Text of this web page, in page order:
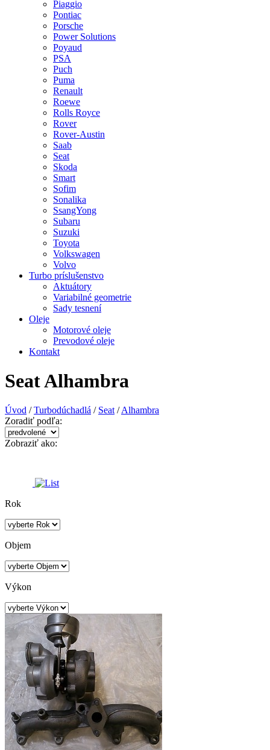
Piaggio
Pontiac
Porsche
Power Solutions
Poyaud
PSA
Puch
Puma
Renault
Roewe
Rolls Royce
Rover
Rover-Austin
Saab
Seat
Skoda
Smart
Sofim
Sonalika
SsangYong
Subaru
Suzuki
Toyota
Volkswagen
Volvo
Turbo príslušenstvo
Aktuátory
Variabilné geometrie
Sady tesnení
Oleje
Motorové oleje
Prevodové oleje
Kontakt
Seat Alhambra
Úvod / Turbodúchadlá / Seat /Alhambra
Zoradiť podľa:
Zobraziť ako:
Rok
Objem
Výkon